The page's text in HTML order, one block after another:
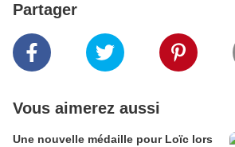
Partager
Vous aimerez aussi
Une nouvelle médaille pour Loïc lors